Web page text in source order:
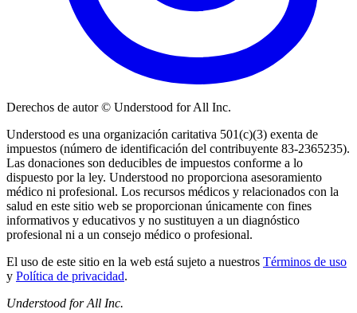
Derechos de autor © Understood for All Inc.
Understood es una organización caritativa 501(c)(3) exenta de
impuestos (número de identificación del contribuyente 83-2365235).
Las donaciones son deducibles de impuestos conforme a lo
dispuesto por la ley. Understood no proporciona asesoramiento
médico ni profesional. Los recursos médicos y relacionados con la
salud en este sitio web se proporcionan únicamente con fines
informativos y educativos y no sustituyen a un diagnóstico
profesional ni a un consejo médico o profesional.
El uso de este sitio en la web está sujeto a nuestros Términos de uso
y Política de privacidad.
Understood for All Inc.